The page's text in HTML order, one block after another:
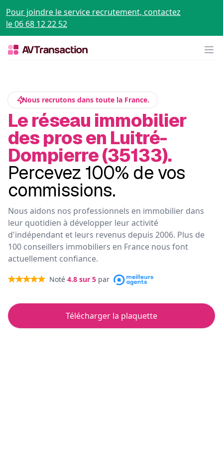
Pour joindre le service recrutement, contactez
le 06 68 12 22 52
Nous recrutons dans toute la France.
Le réseau immobilier
des pros en Luitré-
Dompierre (35133).
Percevez 100% de vos
commissions.
Nous aidons nos professionnels en immobilier dans
leur quotidien à développer leur activité
d'indépendant et leurs revenus depuis 2006. Plus de
100 conseillers immobiliers en France nous font
actuellement confiance.
Noté 4.8 sur 5 par
Télécharger la plaquette